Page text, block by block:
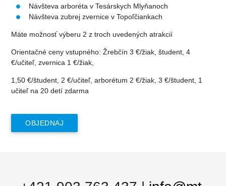
Návšteva arboréta v Tesárskych Mlyňanoch
Návšteva zubrej zvernice v Topoľčiankach
Máte možnosť výberu 2 z troch uvedených atrakcií
Orientačné ceny vstupného: Žrebčín 3 €/žiak, študent, 4
€/učiteľ, zvernica 1 €/žiak,
1,50 €/študent, 2 €/učiteľ, arborétum 2 €/žiak, 3 €/študent, 1
učiteľ na 20 detí zdarma
OBJEDNAJ